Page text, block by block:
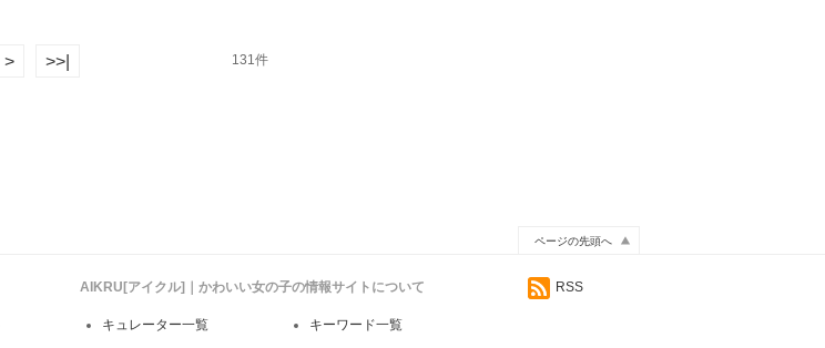
> >>| 131件
ページの先頭へ
AIKRU[アイクル]｜かわいい女の子の情報サイトについて
キュレーター一覧 キーワード一覧
RSS